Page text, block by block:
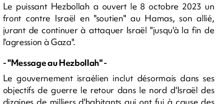
Le puissant Hezbollah a ouvert le 8 octobre 2023 un
front contre Israël en "soutien" au Hamas, son allié,
jurant de continuer à attaquer Israël "jusqu'à la fin de
l'agression à Gaza".
- "Message au Hezbollah" -
Le gouvernement israélien inclut désormais dans ses
objectifs de guerre le retour dans le nord d'Israël des
dizaines de milliers d'habitants qui ont fui à cause des